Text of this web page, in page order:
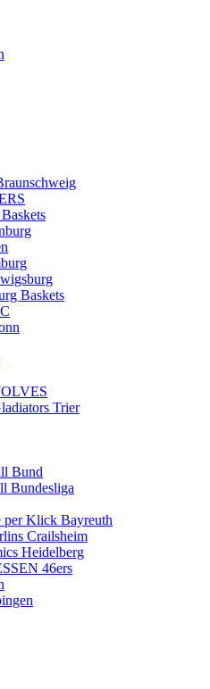
Baskets
Trier
Bund
Bundesliga
per Klick Bayreuth
Crailsheim
Heidelberg
46ers